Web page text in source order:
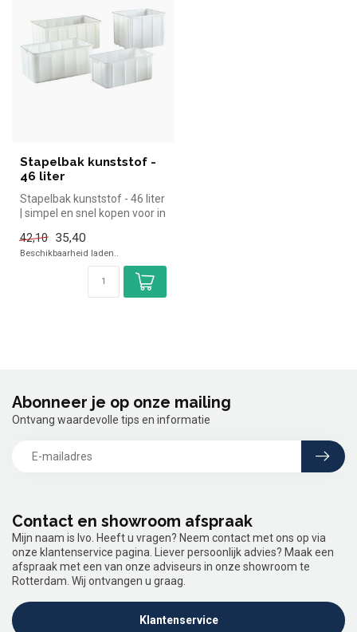
Stapelbak kunststof -
46 liter
Stapelbak kunststof - 46 liter
| simpel en snel kopen voor in
42,10
35,40
Beschikbaarheid laden..
Contact en showroom afspraak
Mijn naam is Ivo. Heeft u vragen? Neem contact met ons op via
onze klantenservice pagina. Liever persoonlijk advies? Maak een
afspraak met een van onze adviseurs in onze showroom te
Rotterdam. Wij ontvangen u graag.
Klantenservice
Abonneer je op onze mailing
Ontvang waardevolle tips en informatie